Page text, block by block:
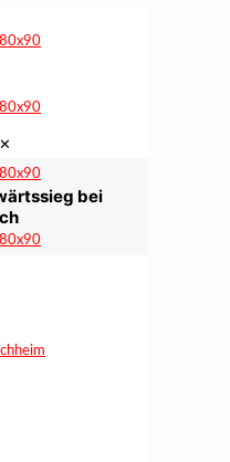
✕
bei